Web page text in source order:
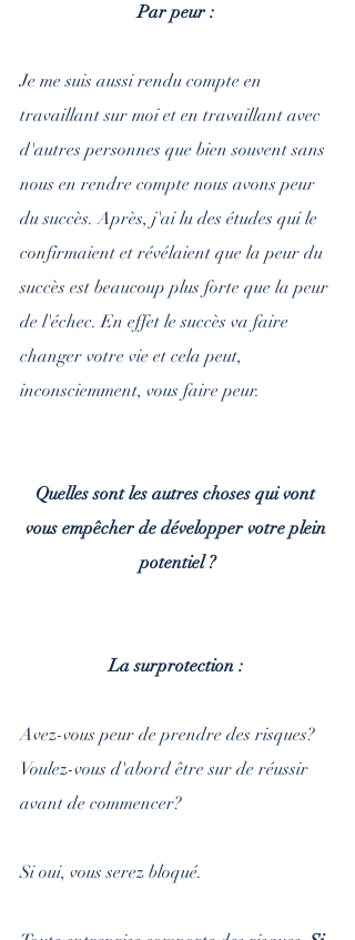
Par peur :
Je me suis aussi rendu compte en
travaillant sur moi et en travaillant avec
d'autres personnes que bien souvent sans
nous en rendre compte nous avons peur
du succès. Après, j'ai lu des études qui le
confirmaient et révélaient que la peur du
succès est beaucoup plus forte que la peur
de l'échec. En effet le succès va faire
changer votre vie et cela peut,
inconsciemment, vous faire peur.
Quelles sont les autres choses qui vont
vous empêcher de développer votre plein
potentiel ?
La surprotection :
Avez-vous peur de prendre des risques?
Voulez-vous d'abord être sur de réussir
avant de commencer?
Si oui, vous serez bloqué.